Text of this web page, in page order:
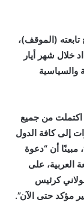
(الموقف)،
خلال شهر أيار
والسياسية
اكتملت من جميع
إلى كافة الدول
مبينًا أن “دعوة
العربية، على
كرئيس
مؤكد حتى الآن”.